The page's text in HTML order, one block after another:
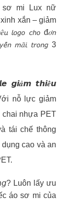
sơ mi Lux nữ
xắn – giảm
𝘭𝘰𝘨𝘰 𝘤𝘩𝘰 đ𝑜̛𝘯
𝘮𝑎̃𝘪 𝘵𝘳𝘰𝘯𝘨 3
𝙜𝙞𝒂̉𝙢 𝙩𝙝𝙞𝒆̂̉𝙪
nỗ lực giảm
nhựa PET
tái chế thông
cao và an
Luôn lấy ưu
áo sơ mi của